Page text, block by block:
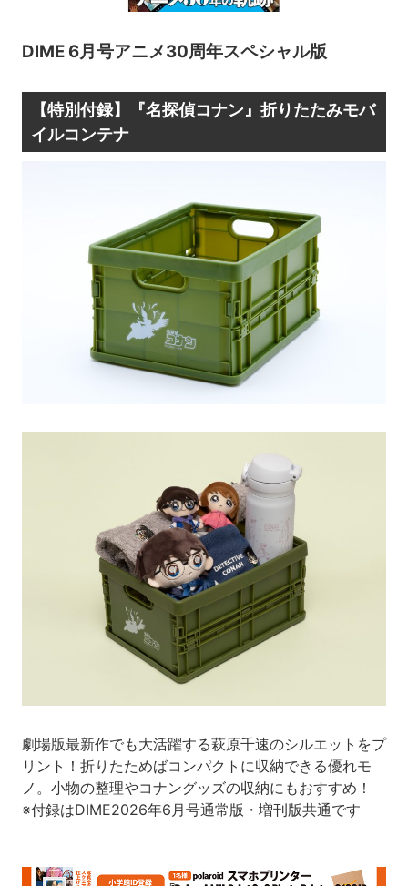
DIME 6月号アニメ30周年スペシャル版
【特別付録】『名探偵コナン』折りたたみモバ
イルコンテナ
劇場版最新作でも大活躍する萩原千速のシルエットをプ
リント！折りたためばコンパクトに収納できる優れモ
ノ。小物の整理やコナングッズの収納にもおすすめ！
※付録はDIME2026年6月号通常版・増刊版共通です